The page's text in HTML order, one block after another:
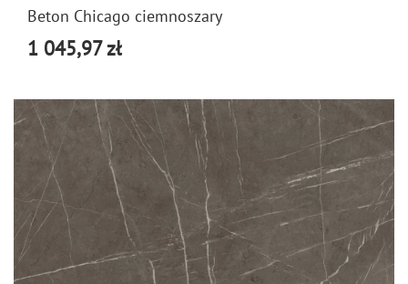
Beton Chicago ciemnoszary
1 045,97 zł